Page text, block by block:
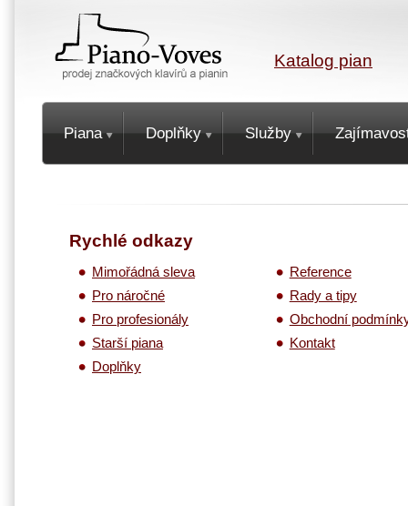
Katalog pian
Piana Doplňky Služby
Rychlé odkazy
Mimořádná sleva
Pro náročné
Pro profesionály
Starší piana
Doplňky
Reference
Rady a tipy
Obchodní
Kontakt